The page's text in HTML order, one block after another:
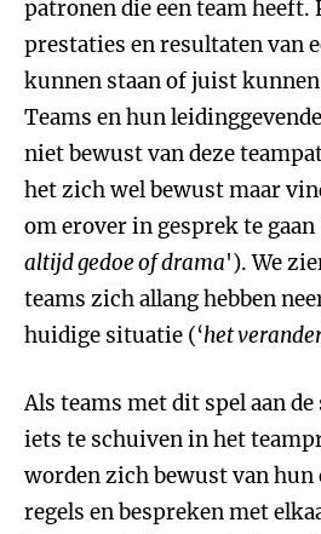
patronen die een team heeft.
prestaties en resultaten van
kunnen staan of juist kunnen
Teams en hun
niet bewust van deze
het zich wel bewust maar
om erover in gesprek te gaan
altijd gedoe of drama'). We
teams zich allang hebben
huidige situatie (‘het
Als teams met dit spel aan
iets te schuiven in het
worden zich bewust van hun
regels en bespreken met